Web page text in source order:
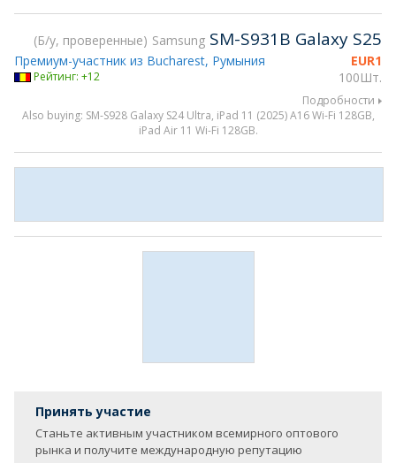
Б/у, проверенные Samsung SM-S931B Galaxy S25
EUR1
100Шт.
Премиум-участник из Bucharest, Румыния
Рейтинг: +12
Подробности
Also buying: SM-S928 Galaxy S24 Ultra, iPad 11 (2025) A16 Wi-Fi 128GB,
iPad Air 11 Wi-Fi 128GB.
Принять участие
Станьте активным участником всемирного оптового
рынка и получите международную репутацию